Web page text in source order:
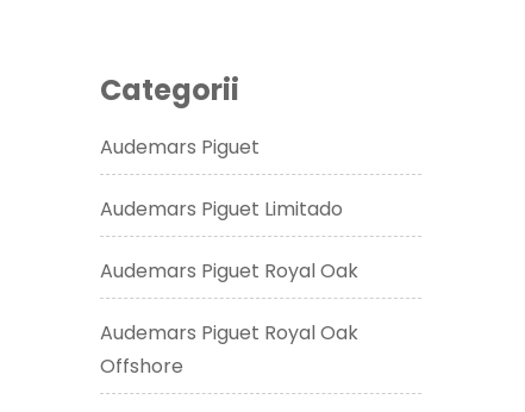
Categorii
Audemars Piguet
Audemars Piguet Limitado
Audemars Piguet Royal Oak
Audemars Piguet Royal Oak
Offshore